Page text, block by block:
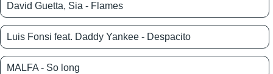
David Guetta, Sia - Flames
Luis Fonsi feat. Daddy Yankee - Despacito
MALFA - So long